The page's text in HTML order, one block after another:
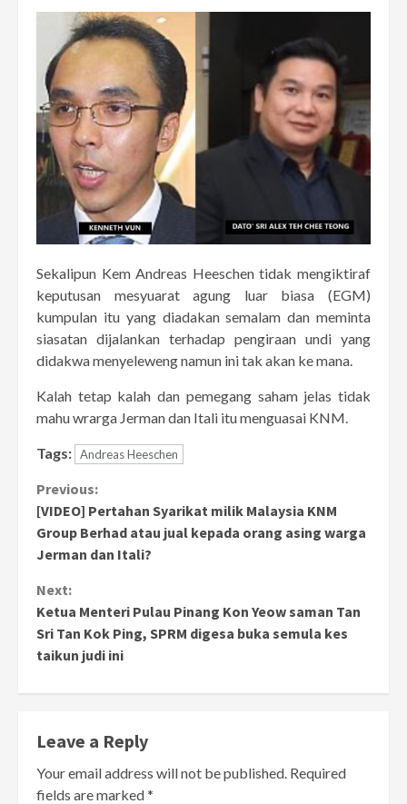
Sekalipun Kem Andreas Heeschen tidak mengiktiraf
keputusan mesyuarat agung luar biasa (EGM)
kumpulan itu yang diadakan semalam dan meminta
siasatan dijalankan terhadap pengiraan undi yang
didakwa menyeleweng namun ini tak akan ke mana.
Kalah tetap kalah dan pemegang saham jelas tidak
mahu wrarga Jerman dan Itali itu menguasai KNM.
Tags: Andreas Heeschen
Continue
Reading
Previous:
[VIDEO] Pertahan Syarikat milik Malaysia KNM
Group Berhad atau jual kepada orang asing warga
Jerman dan Itali?
Next:
Ketua Menteri Pulau Pinang Kon Yeow saman Tan
Sri Tan Kok Ping, SPRM digesa buka semula kes
taikun judi ini
Leave a Reply
Your email address will not be published. Required
fields are marked*